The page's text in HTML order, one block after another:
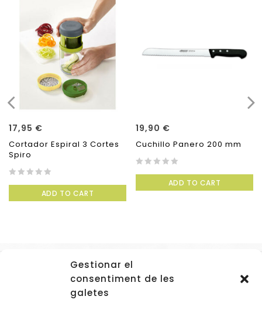
Gestionar el
consentiment de les
galetes
17,95 €
Cortador Espiral 3 Cortes
Spiro
of
ADD TO CART
19,90 €
Cuchillo Panero 200 mm
of
ADD TO CART